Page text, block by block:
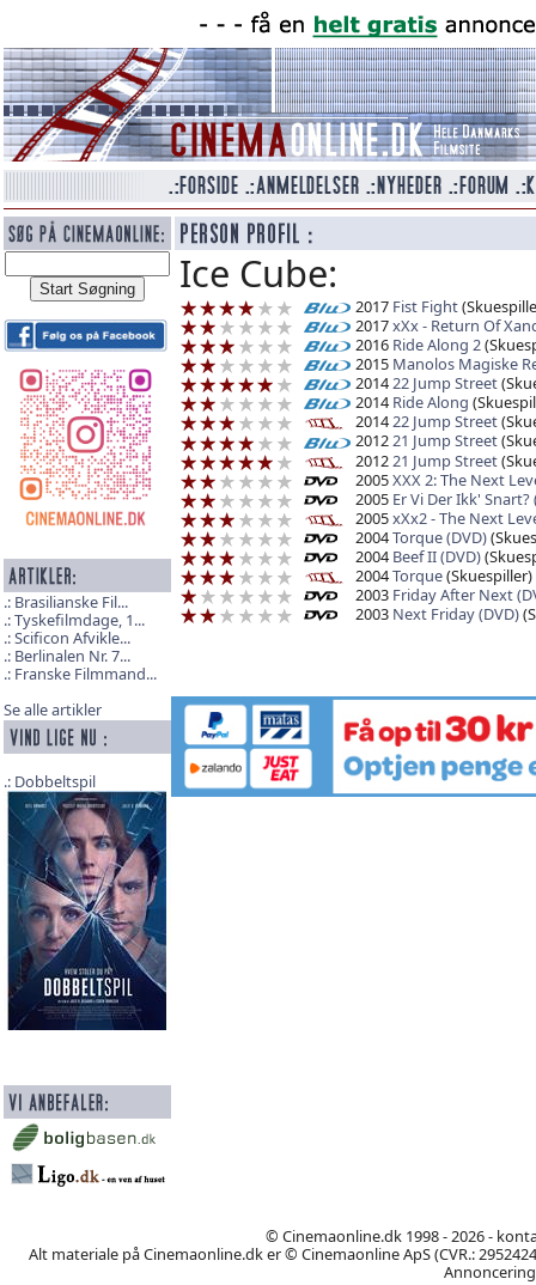
Brasilianske Fil...
Tyskefilmdage, 1...
Scificon Afvikle...
Berlinalen Nr. 7...
Franske Filmmand...
Se alle artikler
Dobbeltspil
Ice Cube:
2017 Fist Fight
2017xXx - Return Of
2016 Ride Along 2
2015 Manolos Magiske
201422 Jump Street
2014 Ride Along
201422 Jump Street
201221 Jump Street
2012 21 Jump Street
2005XXX 2: The Next
2005 Er Vi Der Ikk' Snart?
2005xXx2 - The Next
2004Torque (DVD)
2004 Beef II (DVD)
2004Torque(Skuespiller)
2003 Friday After Next
2003 Next Friday (DVD)
© Cinemaonline.dk 1998 - 2026 -
Alt materiale på Cinemaonline.dk er © Cinemaonline ApS (CVR.: